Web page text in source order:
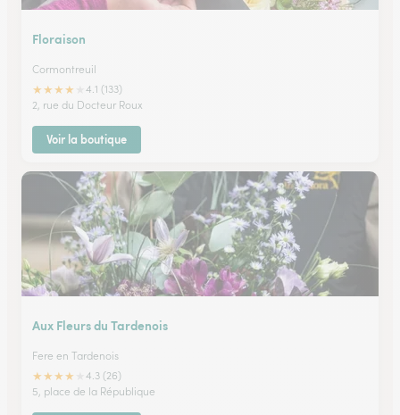
Floraison
Cormontreuil
★★★★
4.1 (133)
2, rue du Docteur Roux
Voir la boutique
Aux Fleurs du Tardenois
Fere en Tardenois
★★★★
4.3 (26)
5, place de la République